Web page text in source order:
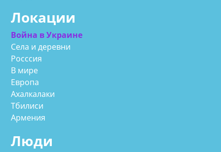
Локации
Война в Украине
Села и деревни
Росссия
В мире
Европа
Ахалкалаки
Тбилиси
Армения
Люди